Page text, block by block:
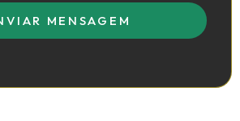
MENSAGEM